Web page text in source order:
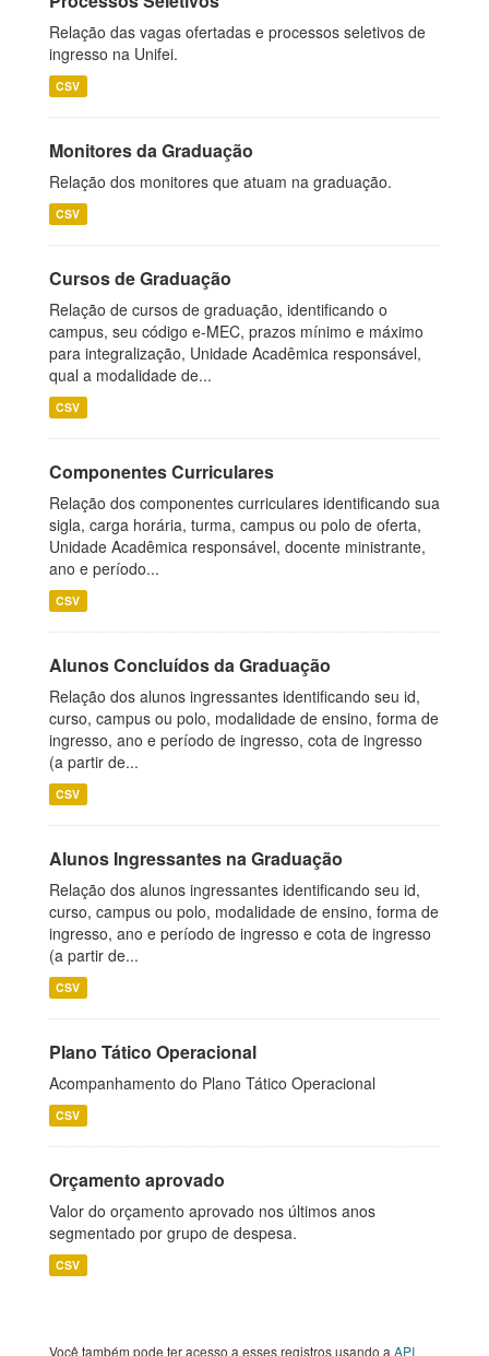
Relação das vagas ofertadas e processos seletivos de
ingresso na Unifei.
CSV
Monitores da Graduação
Relação dos monitores que atuam na graduação.
CSV
Cursos de Graduação
Relação de cursos de graduação, identificando o
campus, seu código e-MEC, prazos mínimo e máximo
para integralização, Unidade Acadêmica responsável,
qual a modalidade de...
CSV
Componentes Curriculares
Relação dos componentes curriculares identificando sua
sigla, carga horária, turma, campus ou polo de oferta,
Unidade Acadêmica responsável, docente ministrante,
ano e período...
CSV
Alunos Concluídos da Graduação
Relação dos alunos ingressantes identificando seu id,
curso, campus ou polo, modalidade de ensino, forma de
ingresso, ano e período de ingresso, cota de ingresso
(a partir de...
CSV
Alunos Ingressantes na Graduação
Relação dos alunos ingressantes identificando seu id,
curso, campus ou polo, modalidade de ensino, forma de
ingresso, ano e período de ingresso e cota de ingresso
(a partir de...
CSV
Plano Tático Operacional
Acompanhamento do Plano Tático Operacional
CSV
Orçamento aprovado
Valor do orçamento aprovado nos últimos anos
segmentado por grupo de despesa.
CSV
Você também pode ter acesso a esses registros usando a API